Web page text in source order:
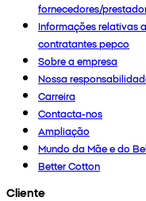
fornecedores/
Informações relativas
contratantes pepco
Sobre a empresa
Nossa
Carreira
Contacta-nos
Ampliação
Mundo da Mãe e do
Better Cotton
Cliente